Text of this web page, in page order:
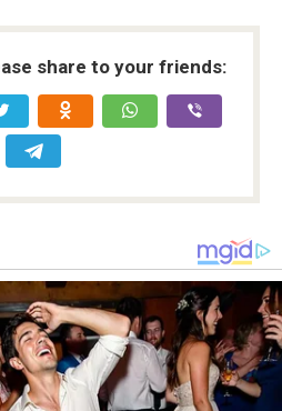
share to your friends: